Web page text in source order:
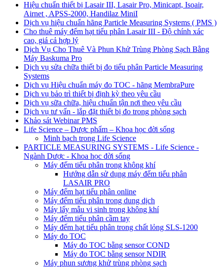
Hiệu chuẩn thiết bị Lasair III, Lasair Pro, Minicapt, Isoair,
Airnet , APSS-2000, Handilaz MiniI
Dịch vụ hiệu chuẩn hãng Particle Measuring Systems ( PMS )
Cho thuê máy đếm hạt tiểu phân Lasair III - Độ chính xác
cao, giá cả hợp lý
Dịch Vụ Cho Thuê Và Phun Khử Trùng Phòng Sạch Bằng
Máy Baskuma Pro
Dịch vụ sửa chữa thiết bị đo tiểu phân Particle Measuring
Systems
Dịch vụ Hiệu chuẩn máy đo TOC - hãng MembraPure
Dịch vụ bảo trì thiết bị định kỳ theo yêu cầu
Dịch vụ sữa chữa, hiệu chuẩn tận nơi theo yêu cầu
Dịch vụ tư vấn - lắp đặt thiết bị đo trong phòng sạch
Khảo sát Webinar PMS
Life Science – Dược phẩm – Khoa học đời sống
Minh bạch trong Life Science
PARTICLE MEASURING SYSTEMS - Life Science -
Ngành Dược - Khoa học đời sống
Máy đếm tiểu phân trong không khí
Hướng dẫn sử dụng máy đếm tiểu phân
LASAIR PRO
Máy đếm hạt tiểu phân online
Máy đếm tiểu phân trong dung dịch
Máy lấy mẫu vi sinh trong không khí
Máy đếm tiểu phân cầm tay
Máy đếm hạt tiểu phân trong chất lỏng SLS-1200
Máy đo TOC
Máy đo TOC bằng sensor COND
Máy đo TOC bằng sensor NDIR
Máy phun sương khử trùng phòng sạch